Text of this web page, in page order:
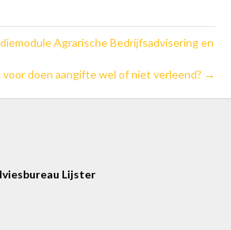
Agrarische Bedrijfsadvisering en
doen aangifte wel of niet verleend? →
Lijster